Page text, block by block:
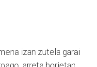
izan zutela garai